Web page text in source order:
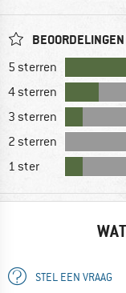
BEOORDELINGEN
5 sterren
4 sterren
3 sterren
2 sterren
1 ster
STEL EEN VRAAG